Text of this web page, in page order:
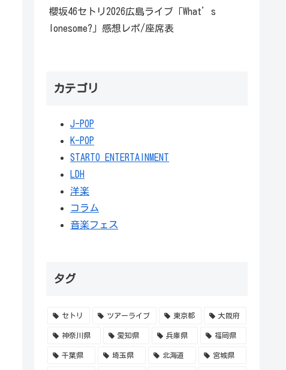
櫻坂46セトリ2026広島ライブ「What’s
lonesome?」感想レポ/座席表
カテゴリ
J-POP
K-POP
STARTO ENTERTAINMENT
LDH
洋楽
コラム
音楽フェス
タグ
セトリ ツアーライブ 東京都 大阪府
神奈川県 愛知県 兵庫県 福岡県
千葉県 埼玉県 北海道 宮城県